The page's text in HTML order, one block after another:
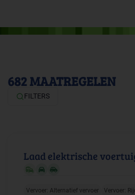
682 MAATREGELEN
FILTERS
Laad elektrische
Vervoer: Alternatief vervoer Vervoer: